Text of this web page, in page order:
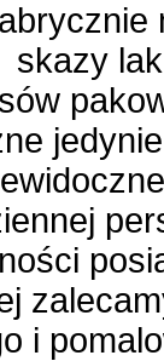
skazy
i